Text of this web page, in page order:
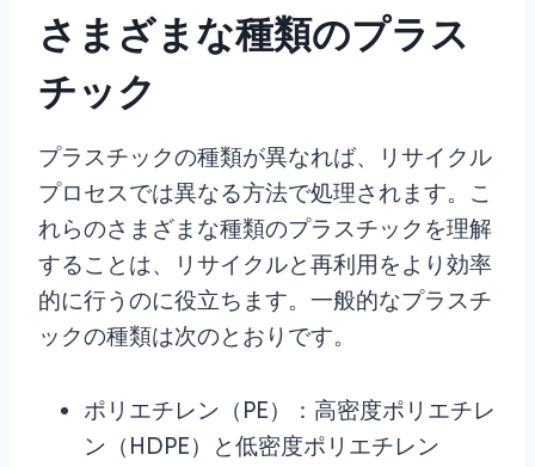
さまざまな種類のプラス
チック
プラスチックの種類が異なれば、リサイクル
プロセスでは異なる方法で処理されます。こ
れらのさまざまな種類のプラスチックを理解
することは、リサイクルと再利用をより効率
的に行うのに役立ちます。一般的なプラスチ
ックの種類は次のとおりです。
ポリエチレン（PE）：高密度ポリエチレ
ン（HDPE）と低密度ポリエチレン